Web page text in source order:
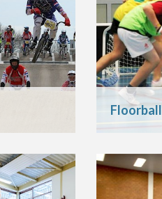
Floorball